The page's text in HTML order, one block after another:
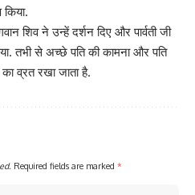
शिव ने उन्हें दर्शन दिए और पार्वती जी
तभी से अच्छे पति की कामना और पति
व्रत रखा जाता है.
Required fields are marked *